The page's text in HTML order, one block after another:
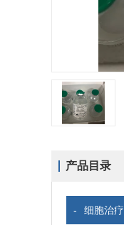
产品目录
- 细胞治疗